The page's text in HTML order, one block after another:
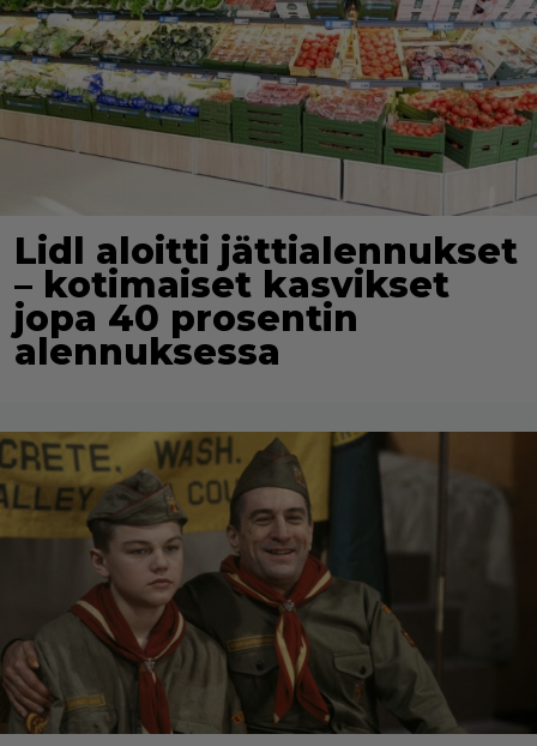
Lidl aloitti jättialennukset
– kotimaiset kasvikset
jopa 40 prosentin
alennuksessa